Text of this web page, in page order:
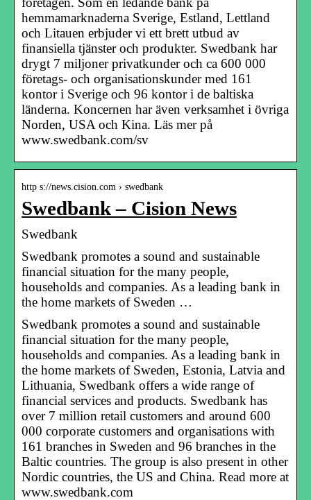
hemmamarknaderna Sverige, Estland, Lettland
och Litauen erbjuder vi ett brett utbud av
finansiella tjänster och produkter. Swedbank har
drygt 7 miljoner privatkunder och ca 600 000
företags- och organisationskunder med 161
kontor i Sverige och 96 kontor i de baltiska
länderna. Koncernen har även verksamhet i övriga
Norden, USA och Kina. Läs mer på
www.swedbank.com/sv
http s://news.cision.com › swedbank
Swedbank – Cision News
Swedbank
Swedbank promotes a sound and sustainable
financial situation for the many people,
households and companies. As a leading bank in
the home markets of Sweden …
Swedbank promotes a sound and sustainable
financial situation for the many people,
households and companies. As a leading bank in
the home markets of Sweden, Estonia, Latvia and
Lithuania, Swedbank offers a wide range of
financial services and products. Swedbank has
over 7 million retail customers and around 600
000 corporate customers and organisations with
161 branches in Sweden and 96 branches in the
Baltic countries. The group is also present in other
Nordic countries, the US and China. Read more at
www.swedbank.com